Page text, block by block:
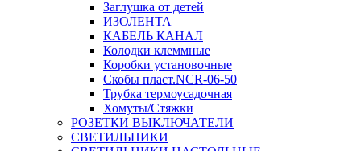
Заглушка от детей
ИЗОЛЕНТА
КАБЕЛЬ КАНАЛ
Колодки клеммные
Коробки установочные
Скобы пласт.NCR-06-50
Трубка термоусадочная
Хомуты/Стяжки
РОЗЕТКИ ВЫКЛЮЧАТЕЛИ
СВЕТИЛЬНИКИ